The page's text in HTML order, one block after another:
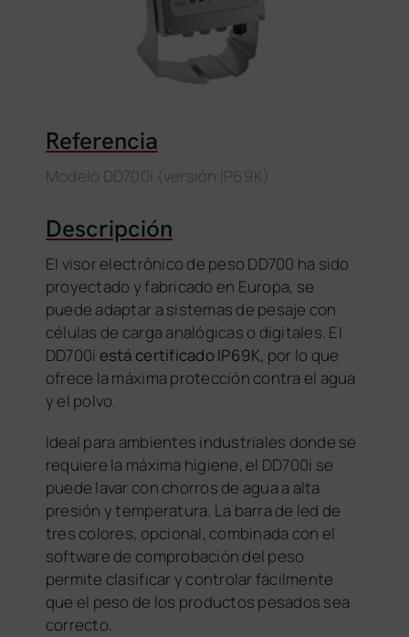
Referencia
Modelo DD700i (versión IP69K)
Descripción
El visor electrónico de peso DD700 ha sido
proyectado y fabricado en Europa, se
puede adaptar a sistemas de pesaje con
células de carga analógicas o digitales. El
DD700i está certificado IP69K, por lo que
ofrece la máxima protección contra el agua
y el polvo.
Ideal para ambientes industriales donde se
requiere la máxima higiene, el DD700i se
puede lavar con chorros de agua a alta
presión y temperatura. La barra de led de
tres colores, opcional, combinada con el
software de comprobación del peso
permite clasificar y controlar fácilmente
que el peso de los productos pesados sea
correcto.